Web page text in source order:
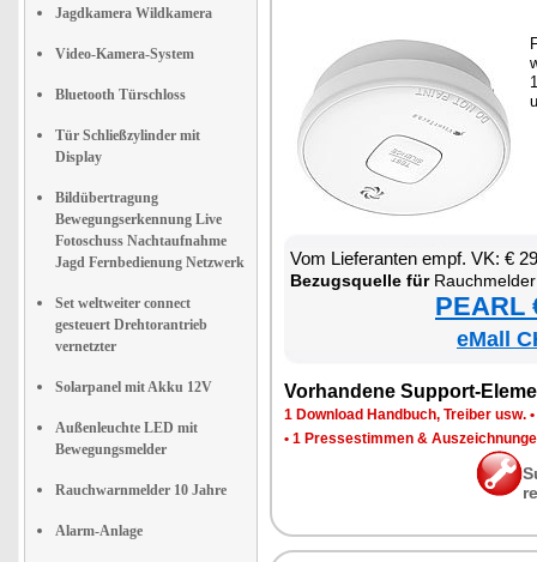
Jagdkamera Wildkamera
Video-Kamera-System
Bluetooth Türschloss
Tür Schließzylinder mit
Display
Bildübertragung
Bewegungserkennung Live
Fotoschuss Nachtaufnahme
Jagd Fernbedienung Netzwerk
Set weltweiter connect
gesteuert Drehtorantrieb
vernetzter
Solarpanel mit Akku 12V
Außenleuchte LED mit
Bewegungsmelder
Rauchwarnmelder 10 Jahre
Alarm-Anlage
Vom Lie­fe­ran­ten empf. VK: €
Be­zugs­quel­le fürRauch­mel­der mit
PEARL
eMall
Vor­han­de­ne Sup­port-
1 Down­load Hand­buch, Trei­ber usw. •
• 1 Pres­se­stim­men &